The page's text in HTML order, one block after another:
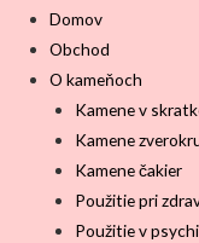
Domov
Obchod
O kameňoch
Kamene v
Kamene
Kamene čakier
Použitie pri
Použitie v